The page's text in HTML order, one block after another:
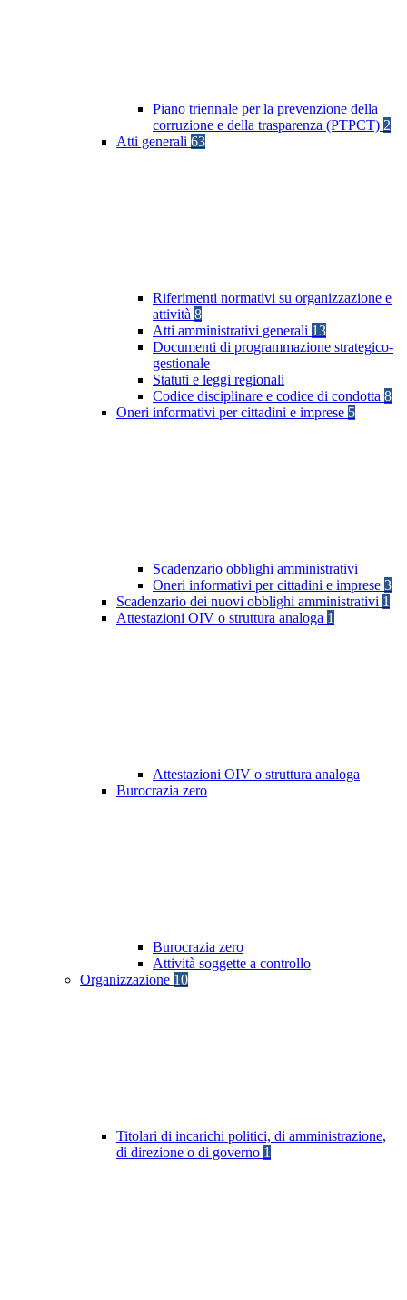
Piano triennale per la prevenzione della
corruzione e della trasparenza (PTPCT) 2
Atti generali 63
Riferimenti normativi su organizzazione e
attività 8
Atti amministrativi generali 13
Documenti di programmazione strategico-
gestionale
Statuti e leggi regionali
Codice disciplinare e codice di condotta 8
Oneri informativi per cittadini e imprese 5
Scadenzario obblighi amministrativi
Oneri informativi per cittadini e imprese 3
Scadenzario dei nuovi obblighi amministrativi 1
Attestazioni OIV o struttura analoga 1
Attestazioni OIV o struttura analoga
Burocrazia zero
Burocrazia zero
Attività soggette a controllo
Organizzazione 10
Titolari di incarichi politici, di amministrazione,
di direzione o di governo 1